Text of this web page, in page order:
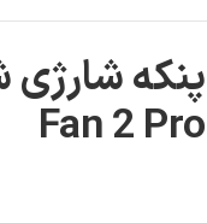
Fan 2 Pro